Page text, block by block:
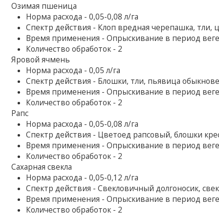
Озимая пшеница
Норма расхода - 0,05-0,08 л/га
Спектр действия - Клоп вредная черепашка,
Время применения - Опрыскивание в период
Количество обработок - 2
Яровой ячмень
Норма расхода - 0,05 л/га
Спектр действия - Блошки, тли, пьявица
Время применения - Опрыскивание в период
Количество обработок - 2
Рапс
Норма расхода - 0,05-0,08 л/га
Спектр действия - Цветоед рапсовый, блошки
Время применения - Опрыскивание в период
Количество обработок - 2
Сахарная свекла
Норма расхода - 0,05-0,12 л/га
Спектр действия - Свекловичный долгоносик,
Время применения - Опрыскивание в период
Количество обработок - 2